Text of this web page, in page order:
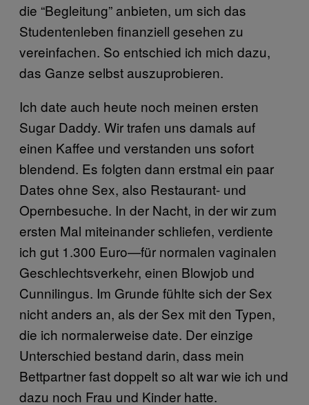
die “Begleitung” anbieten, um sich das
Studentenleben finanziell gesehen zu
vereinfachen. So entschied ich mich dazu,
das Ganze selbst auszuprobieren.
Ich date auch heute noch meinen ersten
Sugar Daddy. Wir trafen uns damals auf
einen Kaffee und verstanden uns sofort
blendend. Es folgten dann erstmal ein paar
Dates ohne Sex, also Restaurant- und
Opernbesuche. In der Nacht, in der wir zum
ersten Mal miteinander schliefen, verdiente
ich gut 1.300 Euro—für normalen vaginalen
Geschlechtsverkehr, einen Blowjob und
Cunnilingus. Im Grunde fühlte sich der Sex
nicht anders an, als der Sex mit den Typen,
die ich normalerweise date. Der einzige
Unterschied bestand darin, dass mein
Bettpartner fast doppelt so alt war wie ich und
dazu noch Frau und Kinder hatte.